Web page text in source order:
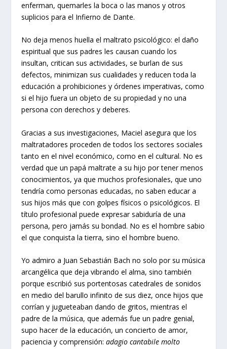
enferman, quemarles la boca o las manos y otros
suplicios para el Infierno de Dante.
No deja menos huella el maltrato psicológico: el daño
espiritual que sus padres les causan cuando los
insultan, critican sus actividades, se burlan de sus
defectos, minimizan sus cualidades y reducen toda la
educación a prohibiciones y órdenes imperativas, como
si el hijo fuera un objeto de su propiedad y no una
persona con derechos y deberes.
Gracias a sus investigaciones, Maciel asegura que los
maltratadores proceden de todos los sectores sociales
tanto en el nivel económico, como en el cultural. No es
verdad que un papá maltrate a su hijo por tener menos
conocimientos, ya que muchos profesionales, que uno
tendría como personas educadas, no saben educar a
sus hijos más que con golpes físicos o psicológicos. El
título profesional puede expresar sabiduría de una
persona, pero jamás su bondad. No es el hombre sabio
el que conquista la tierra, sino el hombre bueno.
Yo admiro a Juan Sebastián Bach no solo por su música
arcangélica que deja vibrando el alma, sino también
porque escribió sus portentosas catedrales de sonidos
en medio del barullo infinito de sus diez, once hijos que
corrían y jugueteaban dando de gritos, mientras el
padre de la música, que además fue un padre genial,
supo hacer de la educación, un concierto de amor,
paciencia y comprensión: adagio cantabile molto